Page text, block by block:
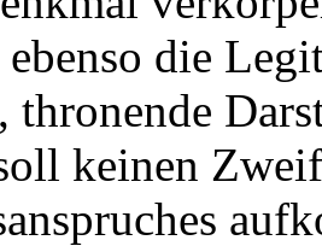
die
thronende
keinen